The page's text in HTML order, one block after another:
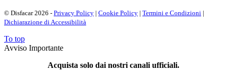
© Disfacar 2026 - Privacy Policy | Cookie Policy | Termini e Condizioni |
Dichiarazione di Accessibilità
To top
Avviso Importante
Acquista solo dai nostri canali ufficiali.